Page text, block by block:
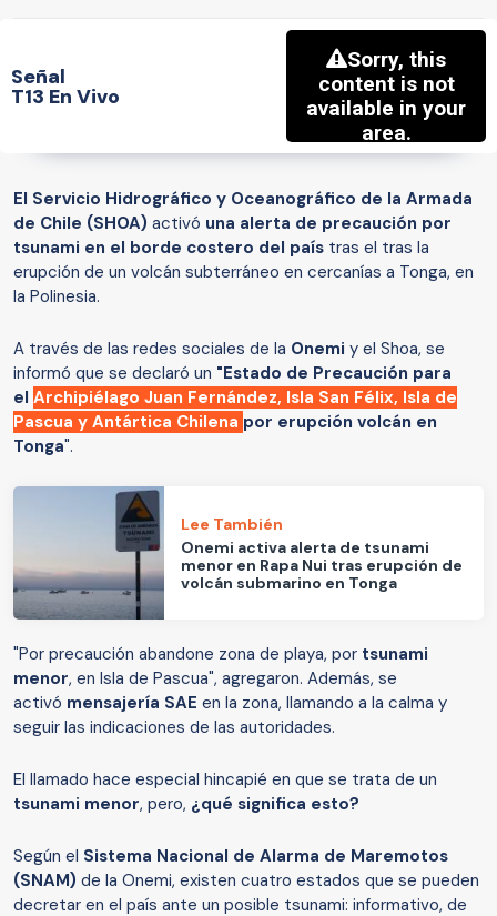
Señal
T13 En Vivo
El Servicio Hidrográfico y Oceanográfico de la Armada
de Chile (SHOA) activó una alerta de precaución por
tsunami en el borde costero del país tras el tras la
erupción de un volcán subterráneo en cercanías a Tonga, en
la Polinesia.
A través de las redes sociales de la Onemi y el Shoa, se
informó que se declaró un "Estado de Precaución para
el Archipiélago Juan Fernández, Isla San Félix, Isla de
Pascua y Antártica Chilena por erupción volcán en
Tonga".
Lee También
Onemi activa alerta de tsunami
menor en Rapa Nui tras erupción de
volcán submarino en Tonga
"Por precaución abandone zona de playa, por tsunami
menor, en Isla de Pascua", agregaron. Además, se
activó mensajería SAE en la zona, llamando a la calma y
seguir las indicaciones de las autoridades.
El llamado hace especial hincapié en que se trata de un
tsunami menor, pero, ¿qué significa esto?
Según el Sistema Nacional de Alarma de Maremotos
(SNAM) de la Onemi, existen cuatro estados que se pueden
decretar en el país ante un posible tsunami: informativo, de